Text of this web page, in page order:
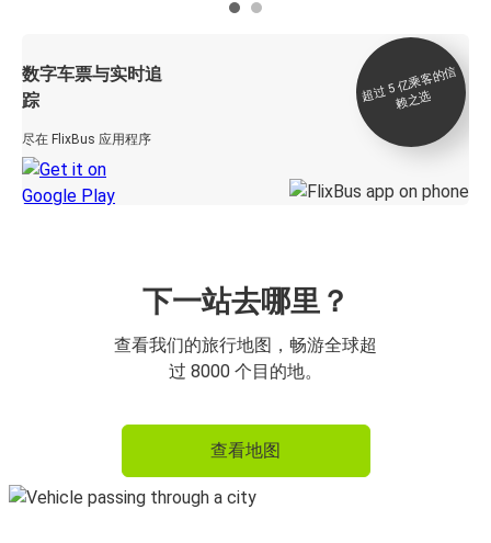
数字车票与实时追
踪
尽在 FlixBus 应用程序
超
过 5
亿
乘
客
的
信
赖
之
选
下一站去哪里？
查看我们的旅行地图，畅游全球超
过 8000 个目的地。
查看地图